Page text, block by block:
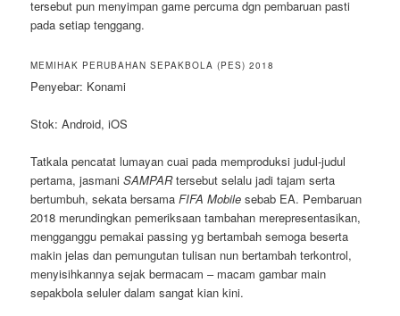
tersebut pun menyimpan game percuma dgn pembaruan pasti
pada setiap tenggang.
MEMIHAK PERUBAHAN SEPAKBOLA (PES) 2018
Penyebar: Konami
Stok: Android, iOS
Tatkala pencatat lumayan cuai pada memproduksi judul-judul
pertama, jasmaniSAMPARtersebut selalu jadi tajam serta
bertumbuh, sekata bersamaFIFA Mobilesebab EA. Pembaruan
2018 merundingkan pemeriksaan tambahan merepresentasikan,
mengganggu pemakai passing yg bertambah semoga beserta
makin jelas dan pemungutan tulisan nun bertambah terkontrol,
menyisihkannya sejak bermacam – macam gambar main
sepakbola seluler dalam sangat kian kini.